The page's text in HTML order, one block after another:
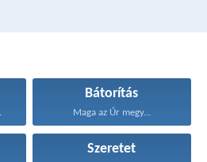
a...
Bátorítás
Maga az Úr megy...
Szeretet